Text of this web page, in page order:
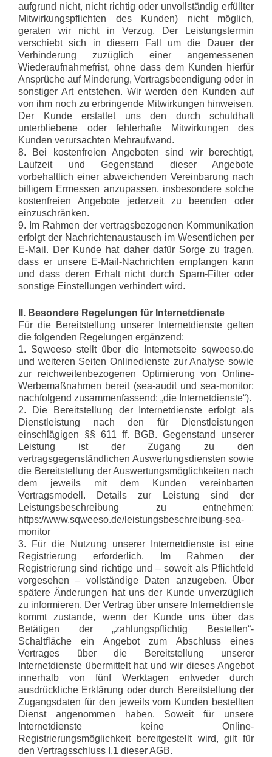
aufgrund nicht, nicht richtig oder unvollständig erfüllter
Mitwirkungspflichten des Kunden) nicht möglich,
geraten wir nicht in Verzug. Der Leistungstermin
verschiebt sich in diesem Fall um die Dauer der
Verhinderung zuzüglich einer angemessenen
Wiederaufnahmefrist, ohne dass dem Kunden hierfür
Ansprüche auf Minderung, Vertragsbeendigung oder in
sonstiger Art entstehen. Wir werden den Kunden auf
von ihm noch zu erbringende Mitwirkungen hinweisen.
Der Kunde erstattet uns den durch schuldhaft
unterbliebene oder fehlerhafte Mitwirkungen des
Kunden verursachten Mehraufwand.
8. Bei kostenfreien Angeboten sind wir berechtigt,
Laufzeit und Gegenstand dieser Angebote
vorbehaltlich einer abweichenden Vereinbarung nach
billigem Ermessen anzupassen, insbesondere solche
kostenfreien Angebote jederzeit zu beenden oder
einzuschränken.
9. Im Rahmen der vertragsbezogenen Kommunikation
erfolgt der Nachrichtenaustausch im Wesentlichen per
E-Mail. Der Kunde hat daher dafür Sorge zu tragen,
dass er unsere E-Mail-Nachrichten empfangen kann
und dass deren Erhalt nicht durch Spam-Filter oder
sonstige Einstellungen verhindert wird.
II. Besondere Regelungen für Internetdienste
Für die Bereitstellung unserer Internetdienste gelten
die folgenden Regelungen ergänzend:
1. Sqweeso stellt über die Internetseite sqweeso.de
und weiteren Seiten Onlinedienste zur Analyse sowie
zur reichweitenbezogenen Optimierung von Online-
Werbemaßnahmen bereit (sea-audit und sea-monitor;
nachfolgend zusammenfassend: „die Internetdienste“).
2. Die Bereitstellung der Internetdienste erfolgt als
Dienstleistung nach den für Dienstleistungen
einschlägigen §§ 611 ff. BGB. Gegenstand unserer
Leistung ist der Zugang zu den
vertragsgegenständlichen Auswertungsdiensten sowie
die Bereitstellung der Auswertungsmöglichkeiten nach
dem jeweils mit dem Kunden vereinbarten
Vertragsmodell. Details zur Leistung sind der
Leistungsbeschreibung zu entnehmen:
https://www.sqweeso.de/leistungsbeschreibung-sea-
monitor
3. Für die Nutzung unserer Internetdienste ist eine
Registrierung erforderlich. Im Rahmen der
Registrierung sind richtige und – soweit als Pflichtfeld
vorgesehen – vollständige Daten anzugeben. Über
spätere Änderungen hat uns der Kunde unverzüglich
zu informieren. Der Vertrag über unsere Internetdienste
kommt zustande, wenn der Kunde uns über das
Betätigen der „zahlungspflichtig Bestellen“-
Schaltfläche ein Angebot zum Abschluss eines
Vertrages über die Bereitstellung unserer
Internetdienste übermittelt hat und wir dieses Angebot
innerhalb von fünf Werktagen entweder durch
ausdrückliche Erklärung oder durch Bereitstellung der
Zugangsdaten für den jeweils vom Kunden bestellten
Dienst angenommen haben. Soweit für unsere
Internetdienste keine Online-
Registrierungsmöglichkeit bereitgestellt wird, gilt für
den Vertragsschluss I.1 dieser AGB.